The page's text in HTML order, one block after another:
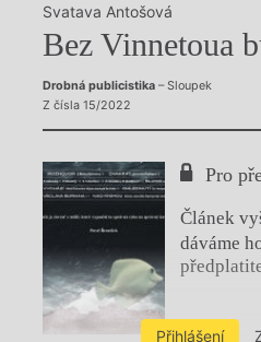
Svatava Antošová
Bez Vinnetoua
Drobná publicistika– Sloupek
Z čísla 15/2022
Pro
Článek
dáváme
Přihlášení